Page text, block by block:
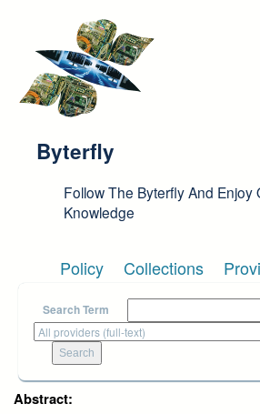
Byterfly
Follow The Byterfly And Enjoy
Knowledge
Policy Collections
Search Term
Abstract: